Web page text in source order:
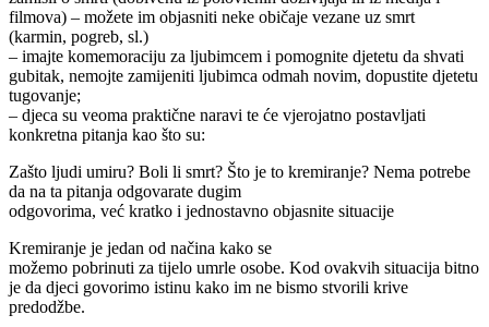
filmova) – možete im objasniti neke običaje vezane uz smrt
(karmin, pogreb, sl.)
– imajte komemoraciju za ljubimcem i pomognite djetetu da shvati
gubitak, nemojte zamijeniti ljubimca odmah novim, dopustite djetetu
tugovanje;
– djeca su veoma praktične naravi te će vjerojatno postavljati
konkretna pitanja kao što su:
Zašto ljudi umiru? Boli li smrt? Što je to kremiranje? Nema potrebe
da na ta pitanja odgovarate dugim
odgovorima, već kratko i jednostavno objasnite situacije
Kremiranje je jedan od načina kako se
možemo pobrinuti za tijelo umrle osobe. Kod ovakvih situacija bitno
je da djeci govorimo istinu kako im ne bismo stvorili krive
predodžbe.